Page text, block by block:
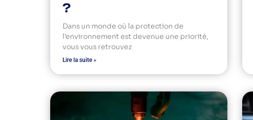
?
Dans un monde où la protection de
l’environnement est devenue une priorité,
vous vous retrouvez
Lire la suite »